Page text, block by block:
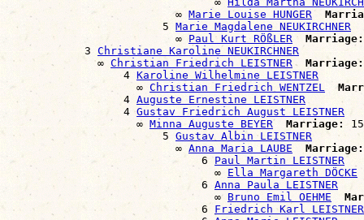
                          ∞
Marie Louise HUNGER
                        5
Marie Magdalene NEUKIRCHNER
                          ∞
Paul Kurt RÖßLER
Marriage:
            3
Christiane Karoline NEUKIRCHNER
              ∞
Christian Friedrich LEISTNER
Marriage:
                  4
Karoline Wilhelmine LEISTNER
                    ∞
Christian Friedrich WENTZEL
                  4
Auguste Ernestine LEISTNER
                  4
Gustav Friedrich August LEISTNER
                    ∞
Minna Auguste BEYER Marriage: 15
                        5
Gustav Albin LEISTNER
                          ∞
Anna Maria LAUBE
Marriage:
                              6
Paul Martin LEISTNER
                                ∞
Ella Margareth DÖCKE
                              6
Anna Paula LEISTNER
                                ∞
Bruno Emil OEHME
                              6
Friedrich Karl LEISTNER